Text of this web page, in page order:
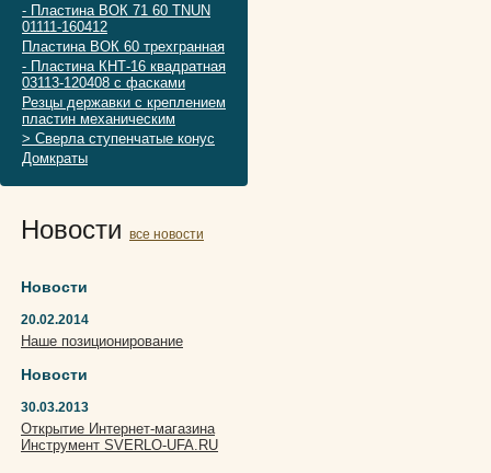
- Пластина ВОК 71 60 TNUN
01111-160412
Пластина ВОК 60 трехгранная
- Пластина КНТ-16 квадратная
03113-120408 с фасками
Резцы державки с креплением
пластин механическим
> Сверла ступенчатые конус
Домкраты
Новости все новости
Новости
20.02.2014
Наше позиционирование
Новости
30.03.2013
Открытие Интернет-магазина
Инструмент SVERLO-UFA.RU